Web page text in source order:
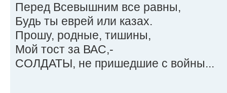
Перед Всевышним все равны,
Будь ты еврей или казах.
Прошу, родные, тишины,
Мой тост за ВАС,-
СОЛДАТЫ, не пришедшие с войны...